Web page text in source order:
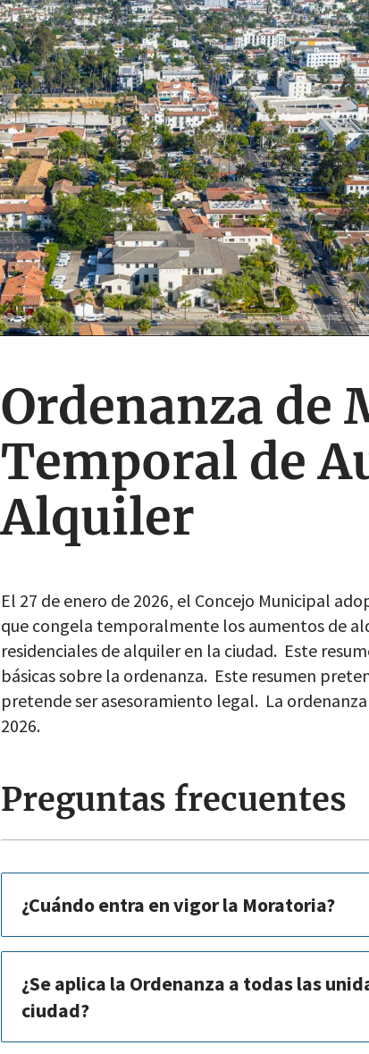
Ordenanza de
Temporal de
Alquiler
El 27 de enero de 2026, el Concejo Municipal
que congela temporalmente los aumentos de
residenciales de alquiler en la ciudad. Este
básicas sobre la ordenanza. Este resumen
pretende ser asesoramiento legal. La
2026.
Preguntas frecuentes
¿Cuándo entra en vigor la Moratoria?
¿Se aplica la Ordenanza a todas las
ciudad?